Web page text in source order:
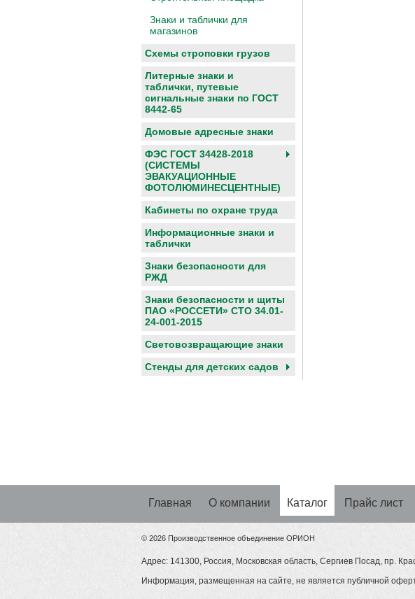
Знаки и таблички для
магазинов
Схемы строповки грузов
Литерные знаки и
таблички, путевые
сигнальные знаки по ГОСТ
8442-65
Домовые адресные знаки
ФЭС ГОСТ 34428-2018
(СИСТЕМЫ
ЭВАКУАЦИОННЫЕ
ФОТОЛЮМИНЕСЦЕНТНЫЕ)
Кабинеты по охране труда
Информационные знаки и
таблички
Знаки безопасности для
РЖД
Знаки безопасности и щиты
ПАО «РОССЕТИ» СТО 34.01-
24-001-2015
Световозвращающие знаки
Cтенды для детских садов
Главная О компании Каталог Прайс лист
© 2026 Производственное объединение ОРИОН
Адрес: 141300, Россия, Московская область, Сергиев Посад, пр.
Информация, размещенная на сайте, не является публичной